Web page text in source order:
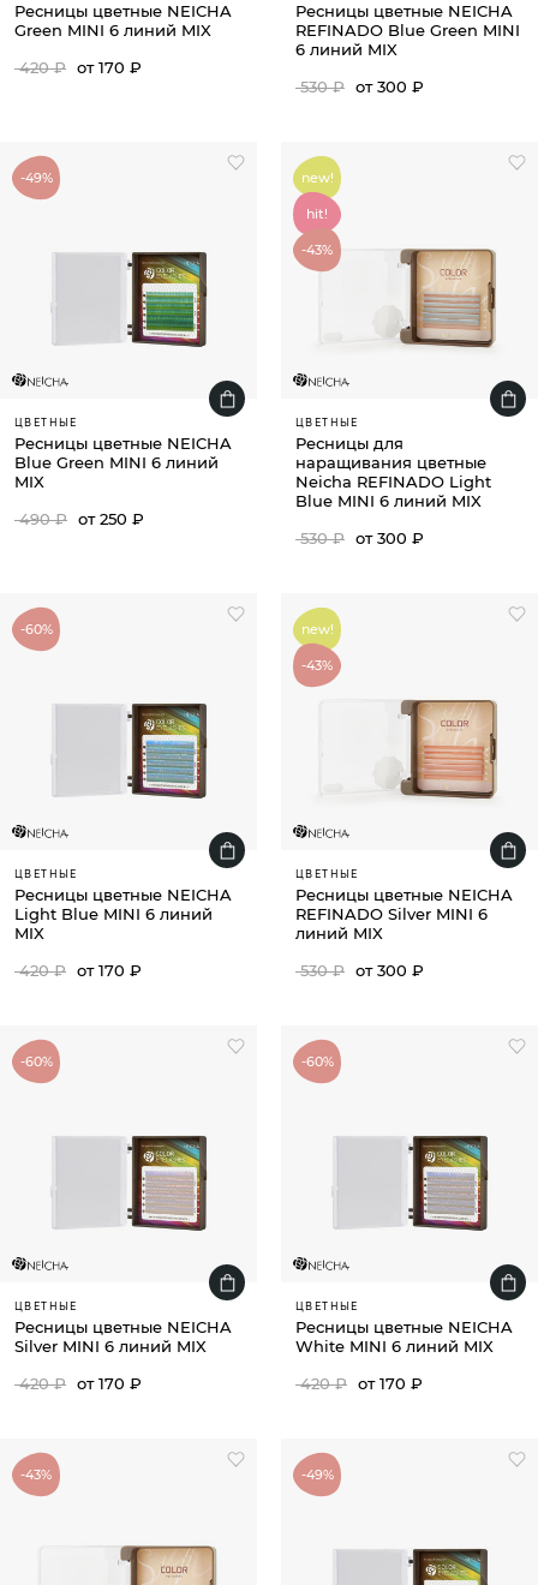
Ресницы цветные NEICHA
Green MINI 6 линий MIX
420 ₽ от 170 ₽
Ресницы цветные NEICHA
REFINADO Blue Green MINI
6 линий MIX
530 ₽ от 300 ₽
-49%
ЦВЕТНЫЕ
Ресницы цветные NEICHA
Blue Green MINI 6 линий
MIX
490 ₽ от 250 ₽
new!
hit!
-43%
ЦВЕТНЫЕ
Ресницы для
наращивания цветные
Neicha REFINADO Light
Blue MINI 6 линий MIX
530 ₽ от 300 ₽
-60%
ЦВЕТНЫЕ
Ресницы цветные NEICHA
Light Blue MINI 6 линий
MIX
420 ₽ от 170 ₽
new!
-43%
ЦВЕТНЫЕ
Ресницы цветные NEICHA
REFINADO Silver MINI 6
линий MIX
530 ₽ от 300 ₽
-60%
ЦВЕТНЫЕ
Ресницы цветные NEICHA
Silver MINI 6 линий MIX
420 ₽ от 170 ₽
-60%
ЦВЕТНЫЕ
Ресницы цветные NEICHA
White MINI 6 линий MIX
420 ₽ от 170 ₽
-43% -49%